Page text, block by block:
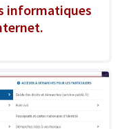
informatiques